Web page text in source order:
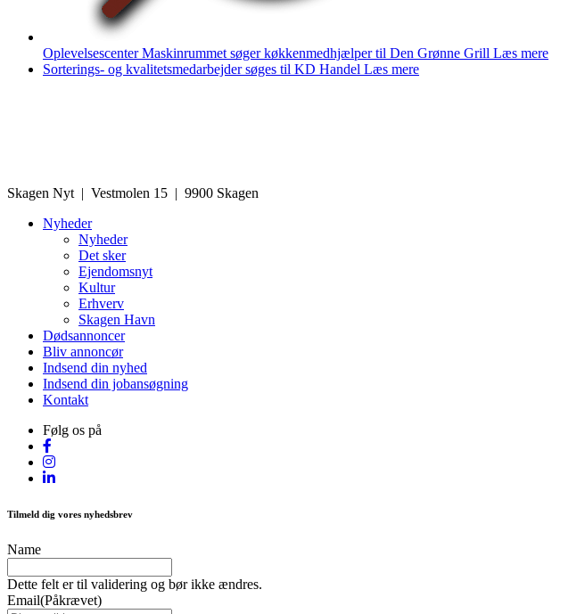
Oplevelsescenter Maskinrummet søger køkkenmedhjælper til Den Grønne Grill Læs mere
Sorterings- og kvalitetsmedarbejder søges til KD Handel Læs mere
Skagen Nyt | Vestmolen 15 | 9900 Skagen
Nyheder
Nyheder
Det sker
Ejendomsnyt
Kultur
Erhverv
Skagen Havn
Dødsannoncer
Bliv annoncør
Indsend din nyhed
Indsend din jobansøgning
Kontakt
Følg os på
Tilmeld dig vores nyhedsbrev
Name
Dette felt er til validering og bør ikke ændres.
Email(Påkrævet)